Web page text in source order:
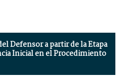
Defensor a partir de la Etapa
Inicial en el Procedimiento